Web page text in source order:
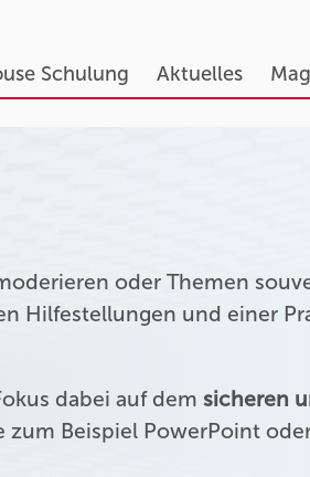
Schulung Aktuelles
oder Themen
Hilfestellungen und einer
dabei auf demsicheren
zum Beispiel PowerPoint